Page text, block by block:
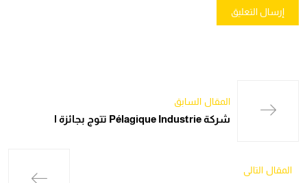
المقال السابق
شركة Pélagique Industrie تتوج بجائزة ا
المقال التالي